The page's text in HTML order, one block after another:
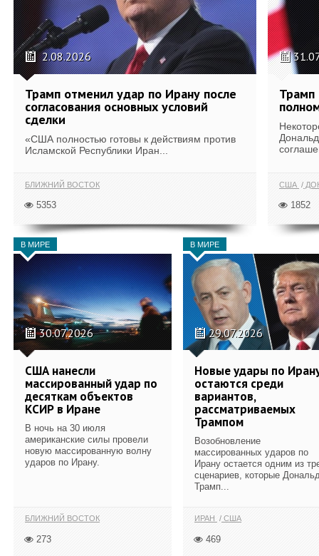
2.08.2026
Трамп отменил удар по Ирану после
согласования основных условий
сделки
«США полностью готовы к действиям против
Исламской Республики Иран...
БЛИЖНИЙ ВОСТОК
5353
Трамп
США
1852
В МИРЕ
30.07.2026
США нанесли
массированный удар по
десяткам объектов
КСИР в Иране
В ночь на 30 июля
американские силы провели
новую массированную волну
ударов по Ирану.
БЛИЖНИЙ ВОСТОК
273
В МИРЕ
29.07.2026
Новые удары по
остаются среди
вариантов,
рассматриваемых
Трампом
Возобновление
массированных ударов по
Ирану остается одним из
сценариев, которые
Трамп...
ИРАН США
469